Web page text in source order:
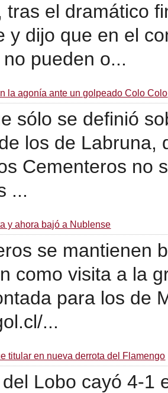
tras el dramático
y dijo que en el
pueden o...
la agonía ante un golpeado Colo Colo
sólo se definió
los de Labruna,
Cementeros no
...
y ahora bajó a Ñublense
se mantienen
como visita a la
para los de
...
titular en nueva derrota del Flamengo
Lobo cayó 4-1